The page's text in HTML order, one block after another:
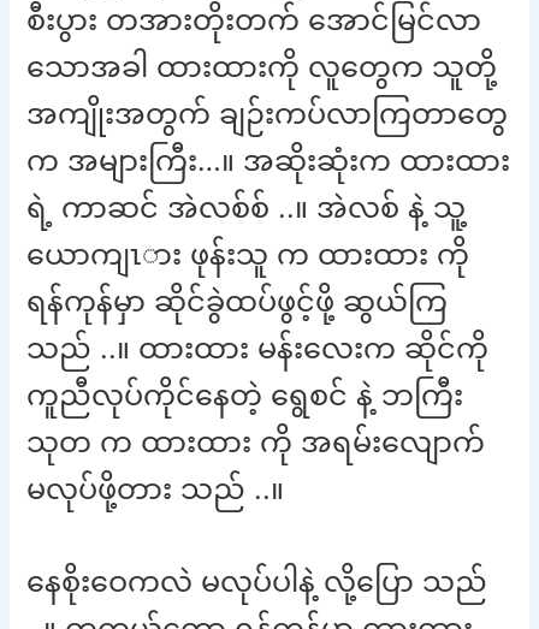
စီးပွား တအားတိုးတက် အောင်မြင်လာ
သောအခါ ထားထားကို လူတွေက သူတို့
အကျိုးအတွက် ချဉ်းကပ်လာကြတာတွေ
က အများကြီး…။ အဆိုးဆုံးက ထားထား
ရဲ့ ကာဆင် အဲလစ်စ် ..။ အဲလစ် နဲ့ သူ့
ယောကျၤား ဖုန်းသူ က ထားထား ကို
ရန်ကုန်မှာ ဆိုင်ခွဲထပ်ဖွင့်ဖို့ ဆွယ်ကြ
သည် ..။ ထားထား မန်းလေးက ဆိုင်ကို
ကူညီလုပ်ကိုင်နေတဲ့ ရွေစင် နဲ့ ဘကြီး
သုတ က ထားထား ကို အရမ်းလျောက်
မလုပ်ဖို့တား သည် ..။
နေစိုးဝေကလဲ မလုပ်ပါနဲ့ လို့ပြော သည်